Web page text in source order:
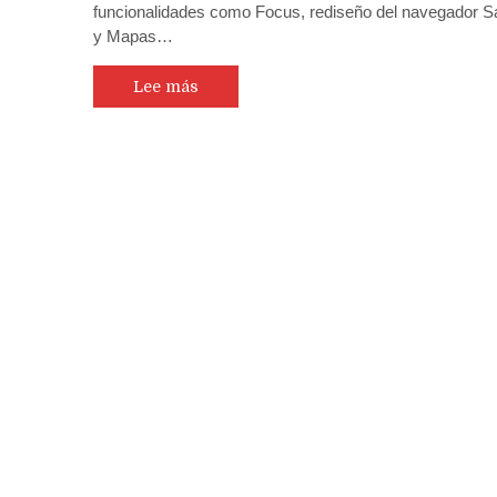
funcionalidades como Focus, rediseño del navegador
y Mapas…
Lee más